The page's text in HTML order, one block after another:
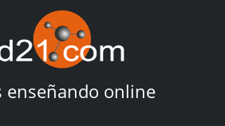
enseñando online